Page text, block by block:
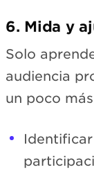
6. Mida y
Solo
audiencia
un poco